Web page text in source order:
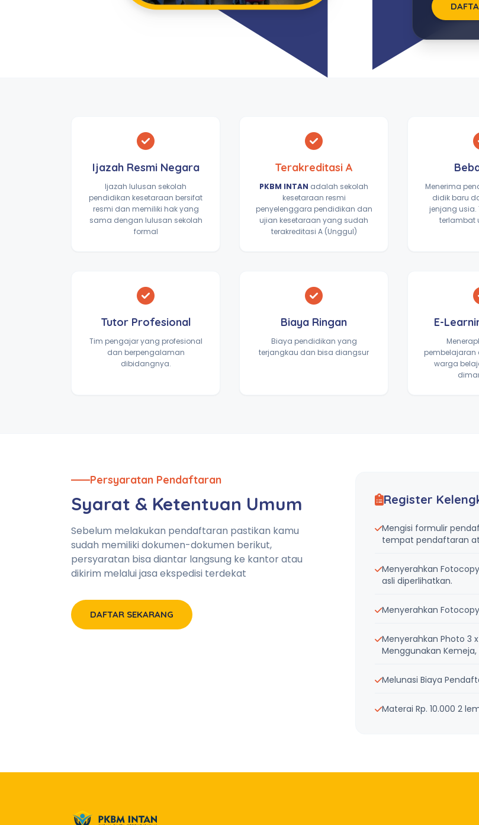
Ijazah Resmi Negara
Ijazah lulusan sekolah
pendidikan kesetaraan bersifat
resmi dan memiliki hak yang
sama dengan lulusan sekolah
formal
Terakreditasi A
PKBM INTAN adalah sekolah
kesetaraan resmi
penyelenggara pendidikan dan
ujian kesetaraan yang sudah
terakreditasi A (Unggul)
Menerima
didik baru
jenjang
terlambat
Tutor Profesional
Tim pengajar yang profesional
dan berpengalaman
dibidangnya.
Biaya Ringan
Biaya pendidikan yang
terjangkau dan bisa diangsur
E-
pembelajaran
warga
Persyaratan Pendaftaran
Syarat & Ketentuan Umum
Sebelum melakukan pendaftaran pastikan kamu
sudah memiliki dokumen-dokumen berikut,
persyaratan bisa diantar langsung ke kantor atau
dikirim melalui jasa ekspedisi terdekat
DAFTAR SEKARANG
Register
Mengisi formulir
tempat pendaftaran
Menyerahkan
asli diperlihatkan.
Menyerahkan
Menyerahkan Photo 3
Menggunakan Kemeja,
Melunasi Biaya
Materai Rp. 10.000 2